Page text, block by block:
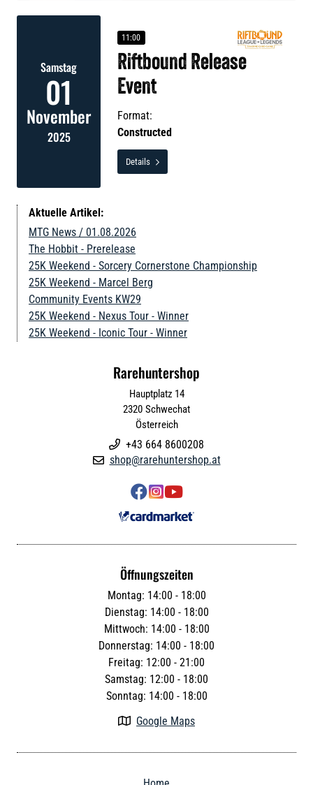
Samstag
01
November
2025
11:00
Riftbound Release
Event
Format:
Constructed
Details 
Aktuelle Artikel:
MTG News / 01.08.2026
The Hobbit - Prerelease
25K Weekend - Sorcery Cornerstone Championship
25K Weekend - Marcel Berg
Community Events KW29
25K Weekend - Nexus Tour - Winner
25K Weekend - Iconic Tour - Winner
Rarehuntershop
Hauptplatz 14
2320 Schwechat
Österreich
 +43 664 8600208
 shop@rarehuntershop.at

Öffnungszeiten
Montag: 14:00 - 18:00
Dienstag: 14:00 - 18:00
Mittwoch: 14:00 - 18:00
Donnerstag: 14:00 - 18:00
Freitag: 12:00 - 21:00
Samstag: 12:00 - 18:00
Sonntag: 14:00 - 18:00
 Google Maps